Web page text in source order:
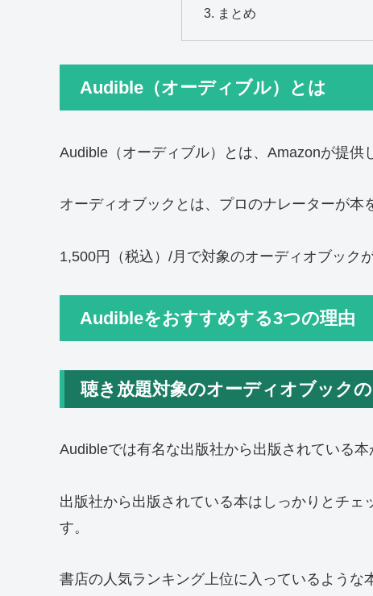
まとめ
Audible（オーディブル）とは
Audible（オーディブル）とは、Amazonが提供
オーディオブックとは、プロのナレーターが本
1,500円（税込）/月で対象のオーディオブック
Audibleをおすすめする3つの理由
聴き放題対象のオーディオブック
Audibleでは有名な出版社から出版されている本
出版社から出版されている本はしっかりとチ
す。
書店の人気ランキング上位に入っているよう